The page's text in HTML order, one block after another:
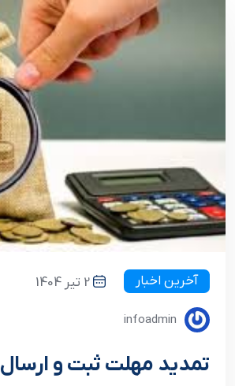
آخرین اخبار 2 تیر 1404
infoadmin
تمدید مهلت ثبت و ارسال